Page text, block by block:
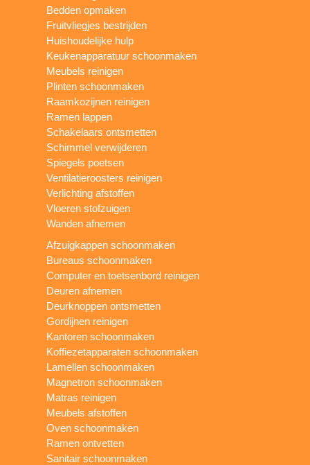
Bedden opmaken
Fruitvliegjes bestrijden
Huishoudelijke hulp
Keukenapparatuur schoonmaken
Meubels reinigen
Plinten schoonmaken
Raamkozijnen reinigen
Ramen lappen
Schakelaars ontsmetten
Schimmel verwijderen
Spiegels poetsen
Ventilatieroosters reinigen
Verlichting afstoffen
Vloeren stofzuigen
Wanden afnemen
Afzuigkappen schoonmaken
Bureaus schoonmaken
Computer en toetsenbord reinigen
Deuren afnemen
Deurknoppen ontsmetten
Gordijnen reinigen
Kantoren schoonmaken
Koffiezetapparaten schoonmaken
Lamellen schoonmaken
Magnetron schoonmaken
Matras reinigen
Meubels afstoffen
Oven schoonmaken
Ramen ontvetten
Sanitair schoonmaken